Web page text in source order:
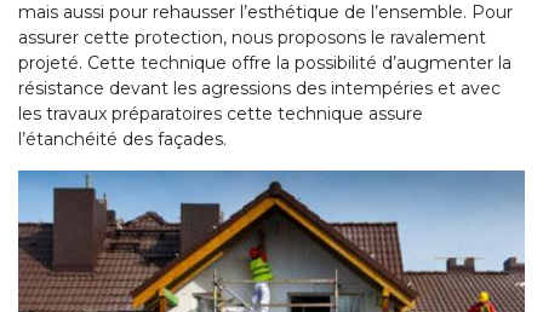
mais aussi pour rehausser l’esthétique de l’ensemble. Pour
assurer cette protection, nous proposons le ravalement
projeté. Cette technique offre la possibilité d’augmenter la
résistance devant les agressions des intempéries et avec
les travaux préparatoires cette technique assure
l’étanchéité des façades.